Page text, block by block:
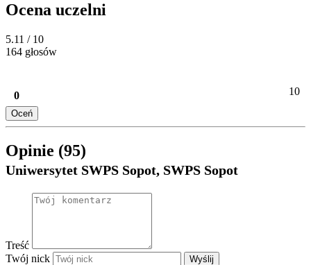
Ocena uczelni
5.11 / 10
164 głosów
0 10
Oceń
Opinie (95)
Uniwersytet SWPS Sopot, SWPS Sopot
Treść
Twój nick
Wyślij